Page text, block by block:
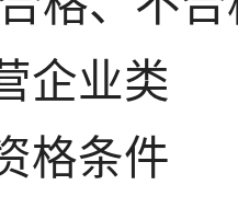
企业类
格条件